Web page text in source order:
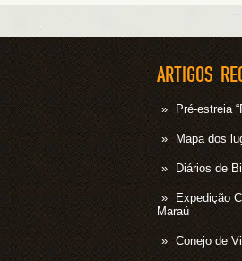
ARTIGOS
Pré-estreia
Mapa dos
Diários de
Expedição
Maraú
Conejo de